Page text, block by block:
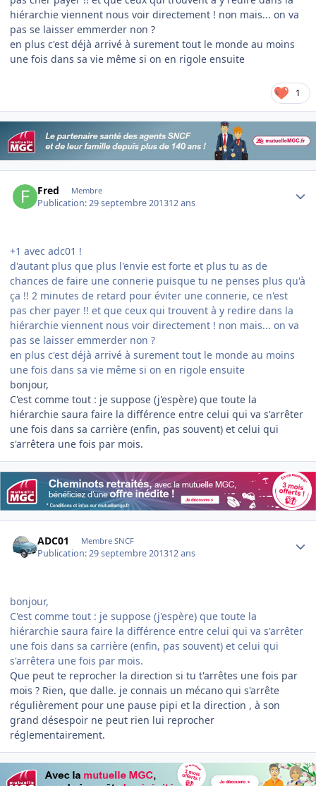
hiérarchie viennent nous voir directement ! non mais... on va
pas se laisser emmerder non ?
en plus c'est déjà arrivé à surement tout le monde au moins
une fois dans sa vie même si on en rigole ensuite
1
Fred Membre
Publication:29 septembre 201312 ans
+1 avec adc01 !
d'autant plus que plus l'envie est forte et plus tu as de
chances de faire une connerie puisque tu ne penses plus qu'à
ça !! 2 minutes de retard pour éviter une connerie, ce n'est
pas cher payer !! et que ceux qui trouvent à y redire dans la
hiérarchie viennent nous voir directement ! non mais... on va
pas se laisser emmerder non ?
en plus c'est déjà arrivé à surement tout le monde au moins
une fois dans sa vie même si on en rigole ensuite
bonjour,
C'est comme tout : je suppose (j'espère) que toute la
hiérarchie saura faire la différence entre celui qui va s'arrêter
une fois dans sa carrière (enfin, pas souvent) et celui qui
s'arrêtera une fois par mois.
ADC01 Membre SNCF
Publication:29 septembre 201312 ans
bonjour,
C'est comme tout : je suppose (j'espère) que toute la
hiérarchie saura faire la différence entre celui qui va s'arrêter
une fois dans sa carrière (enfin, pas souvent) et celui qui
s'arrêtera une fois par mois.
Que peut te reprocher la direction si tu t'arrêtes une fois par
mois ? Rien, que dalle. je connais un mécano qui s'arrête
régulièrement pour une pause pipi et la direction , à son
grand désespoir ne peut rien lui reprocher
réglementairement.